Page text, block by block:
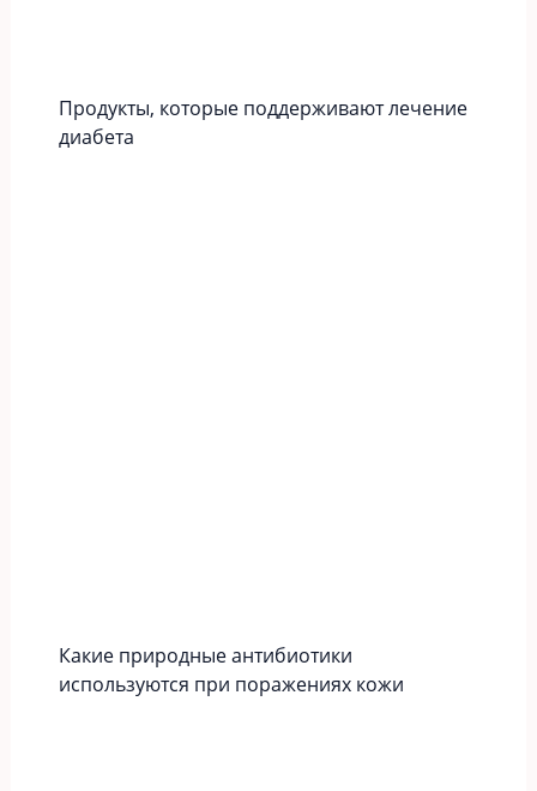
Продукты, которые поддерживают лечение
диабета
Какие природные антибиотики
используются при поражениях кожи